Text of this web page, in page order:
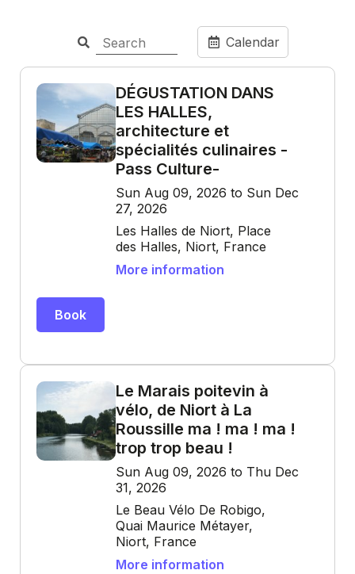
Calendar
DÉGUSTATION DANS
LES HALLES,
architecture et
spécialités culinaires -
Pass Culture-
Sun Aug 09, 2026 to Sun Dec
27, 2026
Les Halles de Niort, Place
des Halles, Niort, France
More information
Book
Le Marais poitevin à
vélo, de Niort à La
Roussille ma ! ma ! ma !
trop trop beau !
Sun Aug 09, 2026 to Thu Dec
31, 2026
Le Beau Vélo De Robigo,
Quai Maurice Métayer,
Niort, France
More information